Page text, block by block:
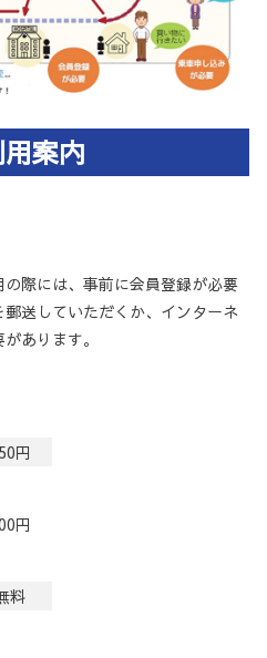
案内
の際には、事前に会員登録が必要
送していただくか、インターネ
あります。
円
円
料